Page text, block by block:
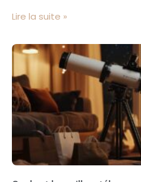
Lire la suite »